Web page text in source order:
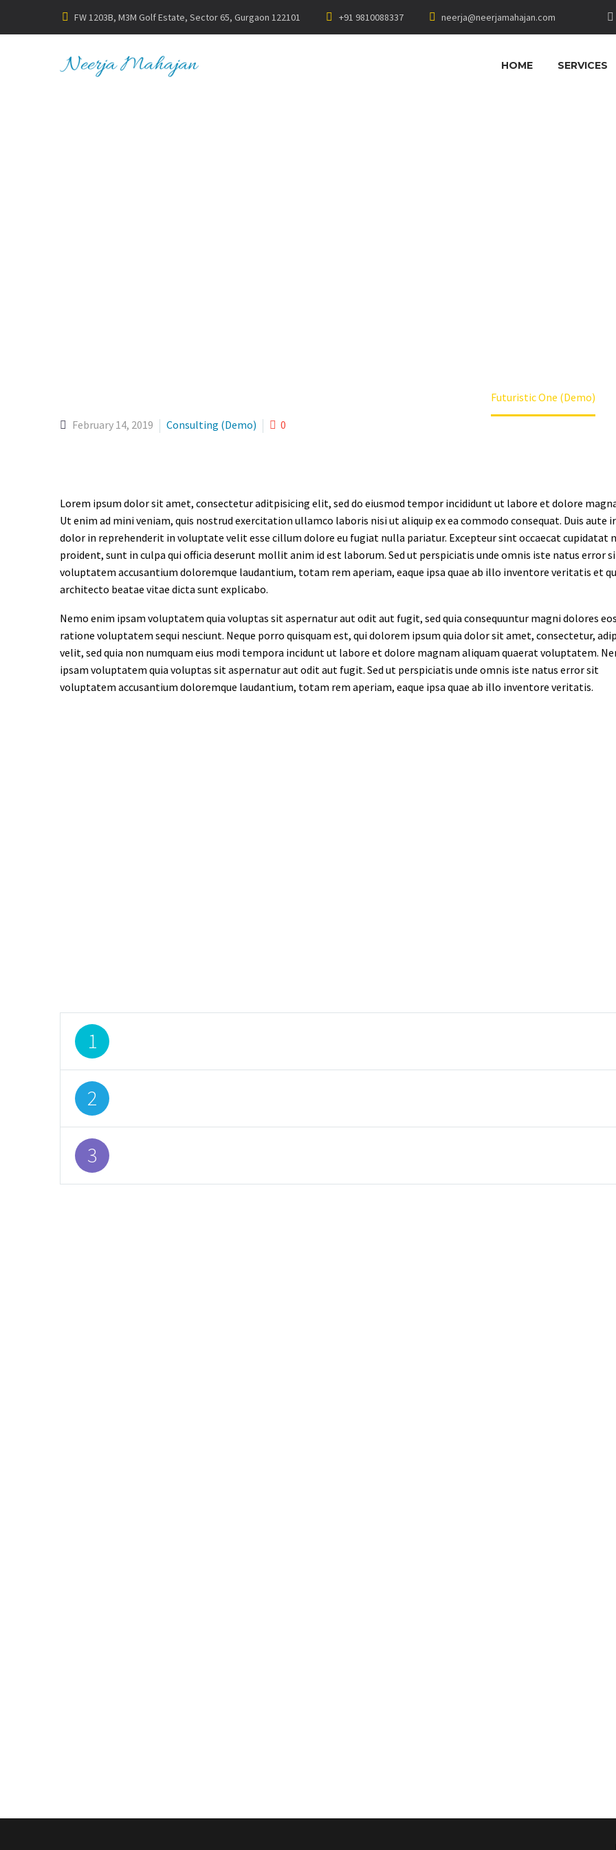
FW 1203B, M3M Golf Estate, Sector 65, Gurgaon 122101 +91 9810088337 neerja@neerjamahajan.com
HOME SERVICES
Futuristic One (Demo)
February 14, 2019 Consulting (Demo) 0
Lorem ipsum dolor sit amet, consectetur aditpisicing elit, sed do eiusmod tempor incididunt ut labore et dolore
Ut enim ad mini veniam, quis nostrud exercitation ullamco laboris nisi ut aliquip ex ea commodo consequat. Duis aute
dolor in reprehenderit in voluptate velit esse cillum dolore eu fugiat nulla pariatur. Excepteur sint occaecat cupidatat
proident, sunt in culpa qui officia deserunt mollit anim id est laborum. Sed ut perspiciatis unde omnis iste natus error
voluptatem accusantium doloremque laudantium, totam rem aperiam, eaque ipsa quae ab illo inventore veritatis et
architecto beatae vitae dicta sunt explicabo.
Nemo enim ipsam voluptatem quia voluptas sit aspernatur aut odit aut fugit, sed quia consequuntur magni dolores
ratione voluptatem sequi nesciunt. Neque porro quisquam est, qui dolorem ipsum quia dolor sit amet, consectetur,
velit, sed quia non numquam eius modi tempora incidunt ut labore et dolore magnam aliquam quaerat voluptatem.
ipsam voluptatem quia voluptas sit aspernatur aut odit aut fugit. Sed ut perspiciatis unde omnis iste natus error sit
voluptatem accusantium doloremque laudantium, totam rem aperiam, eaque ipsa quae ab illo inventore veritatis.
1
2
3
TheGem comes with an extended powerful theme options panel,